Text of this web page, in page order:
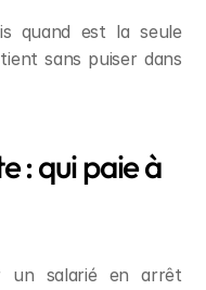
quand est la seule
sans puiser dans
: qui paie à
un salarié en arrêt